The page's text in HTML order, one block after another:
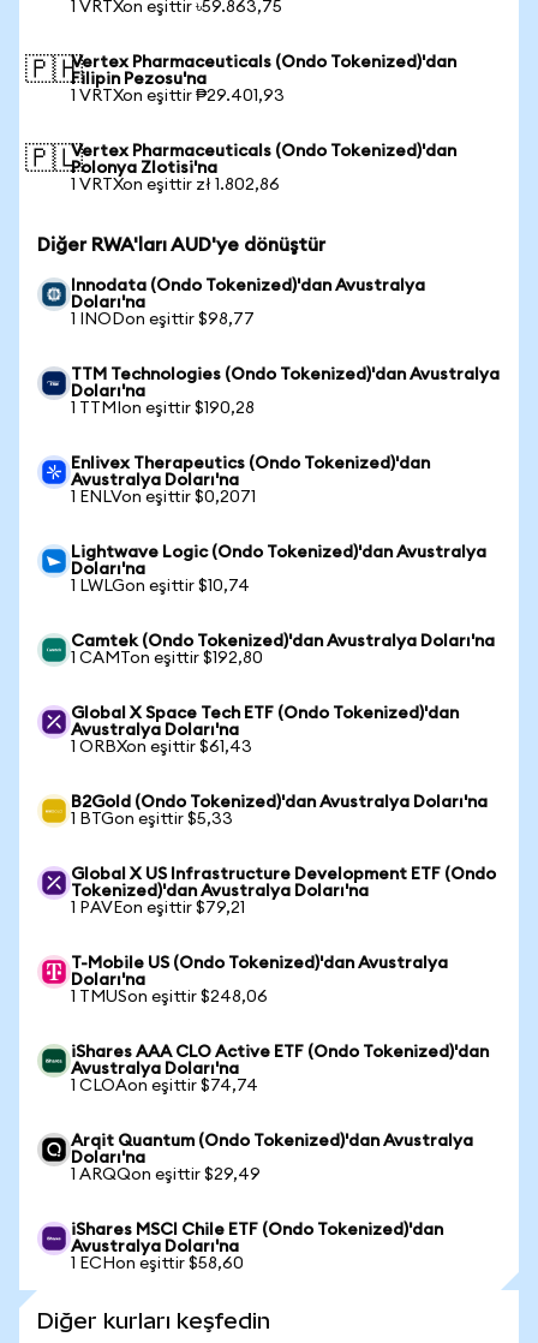
1 VRTXon eşittir ৳59.863,75
🇵🇭Vertex Pharmaceuticals (Ondo Tokenized)'dan
Filipin Pezosu'na
1 VRTXon eşittir ₱29.401,93
🇵🇱Vertex Pharmaceuticals (Ondo Tokenized)'dan
Polonya Zlotisi'na
1 VRTXon eşittir zł 1.802,86
Diğer RWA'ları AUD'ye dönüştür
Innodata (Ondo Tokenized)'dan Avustralya
Doları'na
1 INODon eşittir $98,77
TTM Technologies (Ondo Tokenized)'dan Avustralya
Doları'na
1 TTMIon eşittir $190,28
Enlivex Therapeutics (Ondo Tokenized)'dan
Avustralya Doları'na
1 ENLVon eşittir $0,2071
Lightwave Logic (Ondo Tokenized)'dan Avustralya
Doları'na
1 LWLGon eşittir $10,74
Camtek (Ondo Tokenized)'dan Avustralya Doları'na
1 CAMTon eşittir $192,80
Global X Space Tech ETF (Ondo Tokenized)'dan
Avustralya Doları'na
1 ORBXon eşittir $61,43
B2Gold (Ondo Tokenized)'dan Avustralya Doları'na
1 BTGon eşittir $5,33
Global X US Infrastructure Development ETF (Ondo
Tokenized)'dan Avustralya Doları'na
1 PAVEon eşittir $79,21
T-Mobile US (Ondo Tokenized)'dan Avustralya
Doları'na
1 TMUSon eşittir $248,06
iShares AAA CLO Active ETF (Ondo Tokenized)'dan
Avustralya Doları'na
1 CLOAon eşittir $74,74
Arqit Quantum (Ondo Tokenized)'dan Avustralya
Doları'na
1 ARQQon eşittir $29,49
iShares MSCI Chile ETF (Ondo Tokenized)'dan
Avustralya Doları'na
1 ECHon eşittir $58,60
Diğer kurları keşfedin